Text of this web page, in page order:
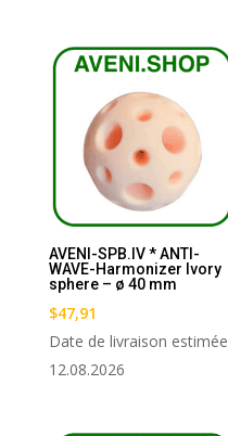
AVENI-SPB.IV * ANTI-
WAVE-Harmonizer Ivory
sphere – ø 40 mm
$47,91
Date de livraison estimée
12.08.2026